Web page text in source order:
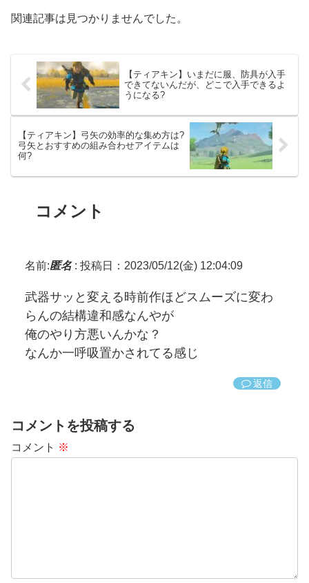
関連記事は見つかりませんでした。
【ティアキン】いまだに服、防具が入手
できてないんだが、どこで入手できるよ
うになる?
【ティアキン】弓矢の効率的な集め方は?
弓矢とおすすめの組み合わせアイテムは
何?
コメント
名前:匿名: 投稿日：2023/05/12(金) 12:04:09
武器サッと変える時前作ほどスムーズに変わ
らんの結構違和感なんやが
俺のやり方悪いんかな？
なんか一呼吸置かされてる感じ
返信
コメントを投稿する
コメント ※